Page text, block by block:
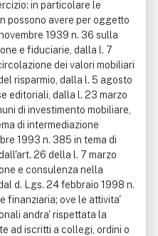
in particolare le
possono avere per oggetto
1939 n. 36 sulla
e fiduciarie, dalla l. 7
dei valori mobiliari
risparmio, dalla l. 5 agosto
editoriali, dalla l. 23 marzo
di investimento mobiliare,
di intermediazione
1993 n. 385 in tema di
26 della l. 7 marzo
e consulenza nella
d. Lgs. 24 febbraio 1998 n.
finanziaria; ove le attivita'
andra' rispettata la
ad iscritti a collegi, ordini o